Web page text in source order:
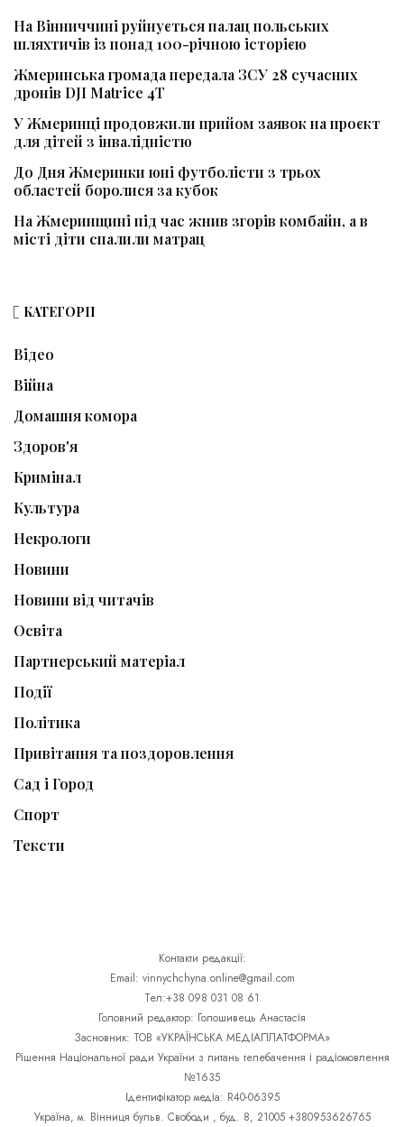
На Вінниччині руйнується палац польських
шляхтичів із понад 100-річною історією
Жмеринська громада передала ЗСУ 28 сучасних
дронів DJI Matrice 4T
У Жмеринці продовжили прийом заявок на проєкт
для дітей з інвалідністю
До Дня Жмеринки юні футболісти з трьох
областей боролися за кубок
На Жмеринщині під час жнив згорів комбайн, а в
місті діти спалили матрац
КАТЕГОРІЇ
Відео
Війна
Домашня комора
Здоров'я
Кримінал
Культура
Некрологи
Новини
Новини від читачів
Освіта
Партнерський матеріал
Події
Політика
Привітання та поздоровлення
Сад і Город
Спорт
Тексти
Контакти редакції:
Email: vinnychchyna.online@gmail.com
Тел:+38 098 031 08 61
Головний редактор: Голошивець Анастасія
Засновник: ТОВ «УКРАЇНСЬКА МЕДІАПЛАТФОРМА»
Рішення Національної ради України з питань телебачення і радіомовлення
№1635
Ідентифікатор медіа: R40-06395
Україна, м. Вінниця бульв. Свободи , буд. 8, 21005 +380953626765